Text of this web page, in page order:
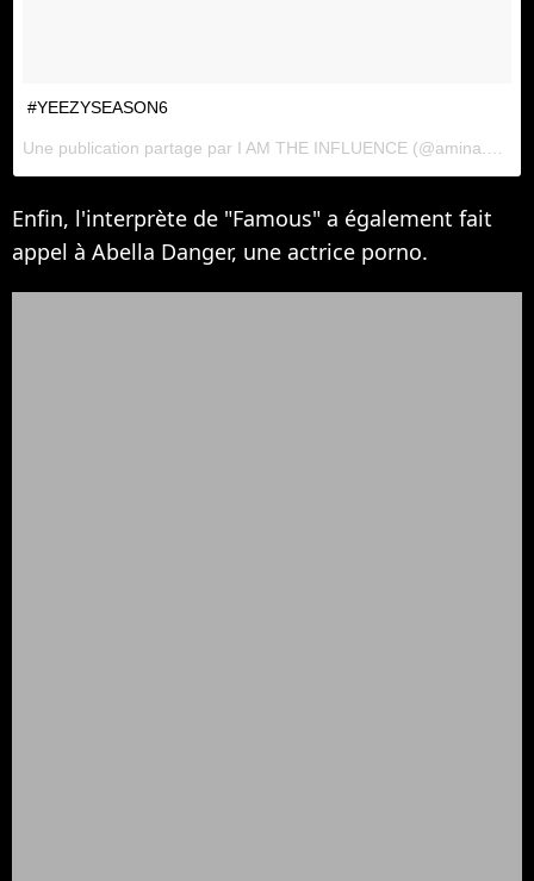
#YEEZYSEASON6
Une publication partage par I AM THE INFLUENCE (@amina.blue) le
Enfin, l'interprète de "Famous" a également fait
appel à Abella Danger, une actrice porno.